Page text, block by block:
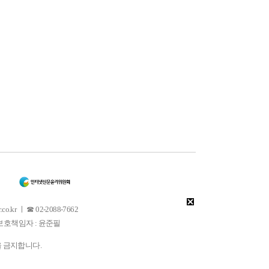
ㅣ ☎ 02-2088-7662
호책임자 : 윤준필
금지합니다.